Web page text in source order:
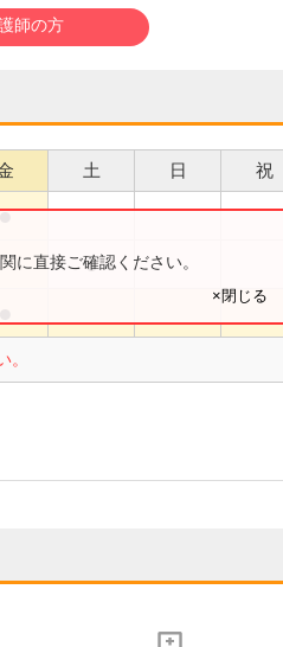
師の方
土 日 祝
●
。
に直接ご確認ください。
×閉じる